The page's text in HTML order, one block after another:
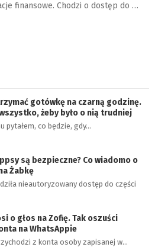
finansowe. Chodzi o dostęp do …
gotówkę na czarną godzinę.
żeby było o nią trudniej
pytałem, co będzie, gdy…
są bezpieczne? Co wiadomo o
Żabkę
nieautoryzowany dostęp do części
o głos na Zofię. Tak oszuści
na WhatsAppie
z konta osoby zapisanej w…